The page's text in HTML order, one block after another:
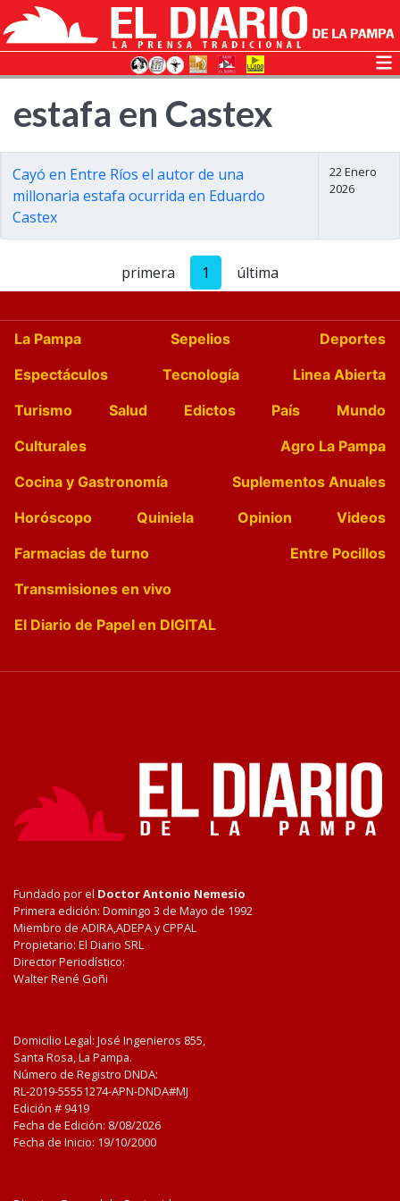
estafa en Castex
Cayó en Entre Ríos el autor de una
millonaria estafa ocurrida en Eduardo
Castex
22 Enero
2026
primera 1 última
La Pampa Sepelios
Deportes
Espectáculos
Tecnología
Linea Abierta
Turismo
Salud Edictos País
Mundo
Culturales
Agro La Pampa
Cocina y Gastronomía
Suplementos Anuales
Horóscopo
Quiniela Opinion
Videos
Farmacias de turno
Entre Pocillos
Transmisiones en vivo
El Diario de Papel en DIGITAL
Fundado por el Doctor Antonio Nemesio
Primera edición: Domingo 3 de Mayo de 1992
Miembro de ADIRA,ADEPA y CPPAL
Propietario: El Diario SRL
Director Periodístico:
Walter René Goñi
Domicilio Legal: José Ingenieros 855,
Santa Rosa, La Pampa.
Número de Registro DNDA:
RL-2019-55551274-APN-DNDA#MJ
Edición # 9419
Fecha de Edición: 8/08/2026
Fecha de Inicio: 19/10/2000